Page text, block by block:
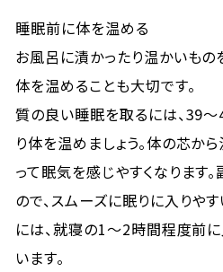
睡眠前に体を温める
お風呂に漬かったり温かいもの
体を温めることも大切です。
質の良い睡眠を取るには、39
り体を温めましょう。体の芯か
って眠気を感じやすくなります
ので、スムーズに眠りに入りや
には、就寝の1〜2時間程度前
います。